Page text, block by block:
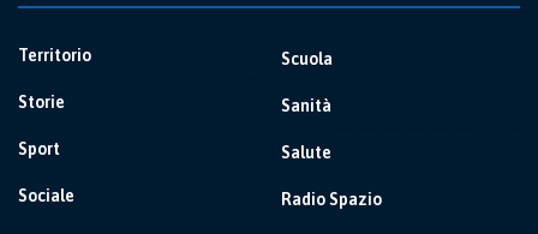
Territorio
Storie
Sport
Sociale
Scuola
Sanità
Salute
Radio Spazio